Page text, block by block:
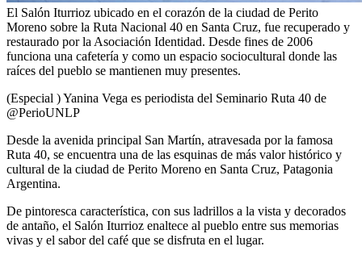
El Salón Iturrioz ubicado en el corazón de la ciudad de Perito
Moreno sobre la Ruta Nacional 40 en Santa Cruz, fue recuperado y
restaurado por la Asociación Identidad. Desde fines de 2006
funciona una cafetería y como un espacio sociocultural donde las
raíces del pueblo se mantienen muy presentes.
(Especial ) Yanina Vega es periodista del Seminario Ruta 40 de
@PerioUNLP
Desde la avenida principal San Martín, atravesada por la famosa
Ruta 40, se encuentra una de las esquinas de más valor histórico y
cultural de la ciudad de Perito Moreno en Santa Cruz, Patagonia
Argentina.
De pintoresca característica, con sus ladrillos a la vista y decorados
de antaño, el Salón Iturrioz enaltece al pueblo entre sus memorias
vivas y el sabor del café que se disfruta en el lugar.